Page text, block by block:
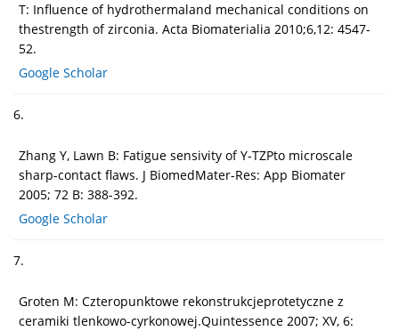
T: Influence of hydrothermaland mechanical conditions on
thestrength of zirconia. Acta Biomaterialia 2010;6,12: 4547-
52.
Google Scholar
6.
Zhang Y, Lawn B: Fatigue sensivity of Y-TZPto microscale
sharp-contact flaws. J BiomedMater-Res: App Biomater
2005; 72 B: 388-392.
Google Scholar
7.
Groten M: Czteropunktowe rekonstrukcjeprotetyczne z
ceramiki tlenkowo-cyrkonowej.Quintessence 2007; XV, 6: